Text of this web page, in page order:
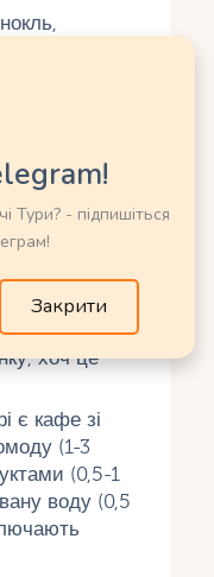
від комах,
та
в сезон
але
особливо
і
до
хоч це
є кафе зі
(1-3
(0,5-1
воду (0,5
Тури? - підпишіться
Закрити